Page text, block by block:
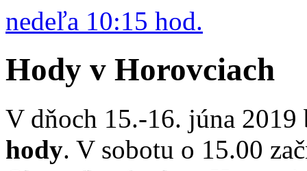
nedeľa 10:15 hod.
Hody v Horovciach
V dňoch 15.-16. júna
hody. V sobotu o 15.00